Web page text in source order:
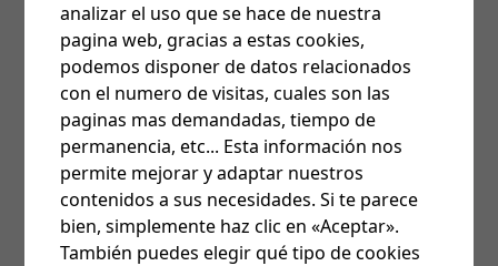
Accesos Suprema
Suprema – Biostar2 – Ajuste de Hora de
dispositivos
Como ajustar la hora de dispositivos ...
Admin Nov 13, 2024
analizar el uso que se hace de nuestra
pagina web, gracias a estas cookies,
podemos disponer de datos relacionados
con el numero de visitas, cuales son las
paginas mas demandadas, tiempo de
permanencia, etc... Esta información nos
permite mejorar y adaptar nuestros
contenidos a sus necesidades. Si te parece
bien, simplemente haz clic en «Aceptar».
También puedes elegir qué tipo de cookies